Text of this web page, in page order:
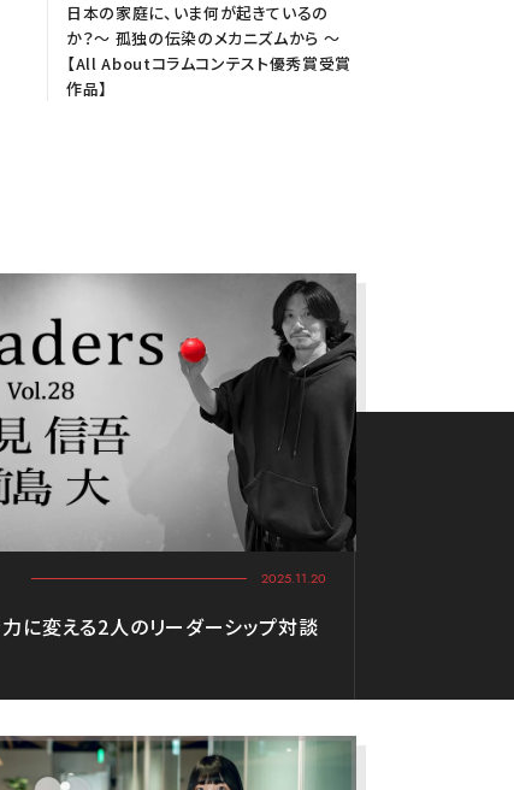
日本の家庭に、いま何が起きているの
か？～ 孤独の伝染のメカニズムから ～
【All Aboutコラムコンテスト優秀賞受賞
作品】
2025.11.20
に変える2人のリーダーシップ対談